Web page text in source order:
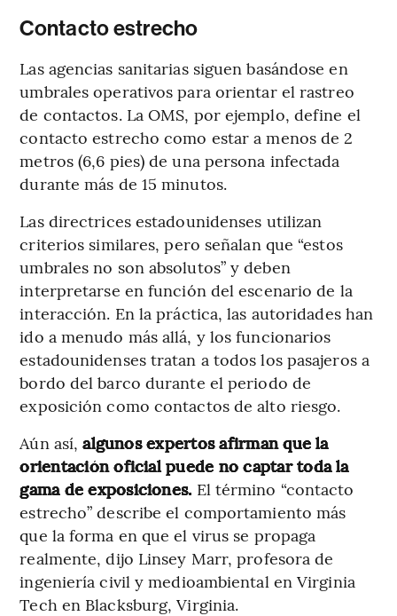
Contacto estrecho
Las agencias sanitarias siguen basándose en
umbrales operativos para orientar el rastreo
de contactos. La OMS, por ejemplo, define el
contacto estrecho como estar a menos de 2
metros (6,6 pies) de una persona infectada
durante más de 15 minutos.
Las directrices estadounidenses utilizan
criterios similares, pero señalan que “estos
umbrales no son absolutos” y deben
interpretarse en función del escenario de la
interacción. En la práctica, las autoridades han
ido a menudo más allá, y los funcionarios
estadounidenses tratan a todos los pasajeros a
bordo del barco durante el periodo de
exposición como contactos de alto riesgo.
Aún así,algunos expertos afirman que la
orientación oficial puede no captar toda la
gama de exposiciones. El término “contacto
estrecho” describe el comportamiento más
que la forma en que el virus se propaga
realmente, dijo Linsey Marr, profesora de
ingeniería civil y medioambiental en Virginia
Tech en Blacksburg, Virginia.